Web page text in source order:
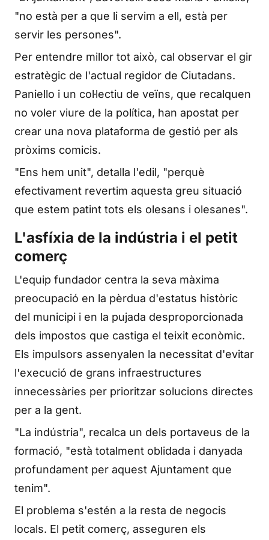
"no està per a que li servim a ell, està per
servir les persones".
Per entendre millor tot això, cal observar el gir
estratègic de l'actual regidor de Ciutadans.
Paniello i un col·lectiu de veïns, que recalquen
no voler viure de la política, han apostat per
crear una nova plataforma de gestió per als
pròxims comicis.
"Ens hem unit", detalla l'edil, "perquè
efectivament revertim aquesta greu situació
que estem patint tots els olesans i olesanes".
L'asfíxia de la indústria i el petit
comerç
L'equip fundador centra la seva màxima
preocupació en la pèrdua d'estatus històric
del municipi i en la pujada desproporcionada
dels impostos que castiga el teixit econòmic.
Els impulsors assenyalen la necessitat d'evitar
l'execució de grans infraestructures
innecessàries per prioritzar solucions directes
per a la gent.
"La indústria", recalca un dels portaveus de la
formació, "està totalment oblidada i danyada
profundament per aquest Ajuntament que
tenim".
El problema s'estén a la resta de negocis
locals. El petit comerç, asseguren els